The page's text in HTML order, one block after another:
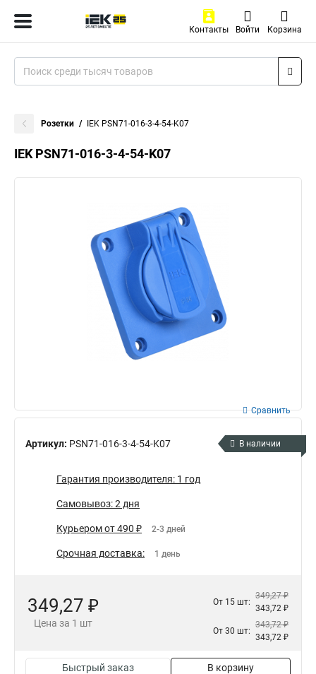
Контакты Войти Корзина
Розетки IEK PSN71-016-3-4-54-K07
IEK PSN71-016-3-4-54-K07
Артикул: PSN71-016-3-4-54-K07
Сравнить
В наличии
Гарантия производителя: 1 год
Самовывоз: 2 дня
Курьером от 490 ₽ 2-3 дней
Срочная доставка: 1 день
349,27 ₽
Цена за 1 шт
От 15 шт:
349,27 ₽
343,72 ₽
От 30 шт:
343,72 ₽
343,72 ₽
Быстрый заказ В корзину